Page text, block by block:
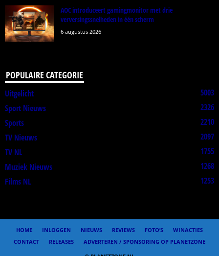
AOC introduceert gamingmonitor met drie
verversingssnelheden in één scherm
6 augustus 2026
POPULAIRE CATEGORIE
Uitgelicht
5003
Sport Nieuws
2326
Sports
2210
TV Nieuws
2097
TV NL
1755
Muziek Nieuws
1268
Films NL
1253
HOME INLOGGEN NIEUWS REVIEWS FOTO’S
WINACTIES
CONTACT
RELEASES
ADVERTEREN / SPONSORING OP PLANETZONE